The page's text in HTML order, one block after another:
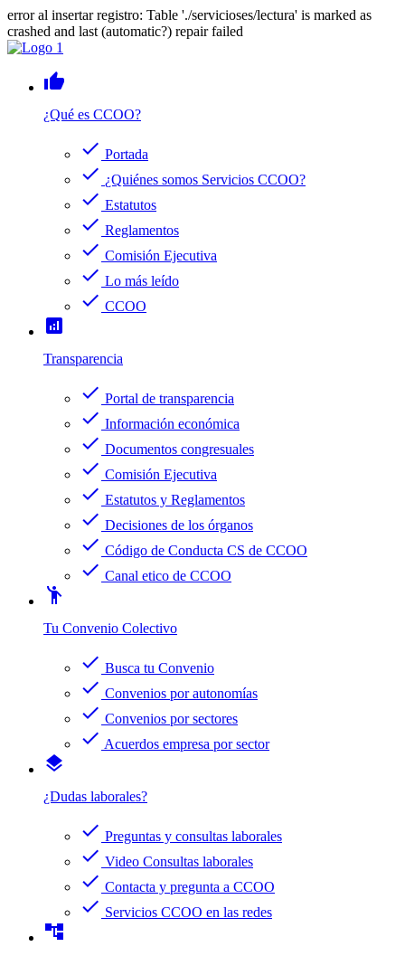
error al insertar registro: Table './servicioses/lectura' is marked as
crashed and last (automatic?) repair failed
thumb_up
¿Qué es CCOO?
check Portada
check ¿Quiénes somos Servicios CCOO?
check Estatutos
check Reglamentos
check Comisión Ejecutiva
check Lo más leído
check CCOO
analytics
Transparencia
check Portal de transparencia
check Información económica
check Documentos congresuales
check Comisión Ejecutiva
check Estatutos y Reglamentos
check Decisiones de los órganos
check Código de Conducta CS de CCOO
check Canal etico de CCOO
emoji_people
Tu Convenio Colectivo
check Busca tu Convenio
check Convenios por autonomías
check Convenios por sectores
check Acuerdos empresa por sector
layers
¿Dudas laborales?
check Preguntas y consultas laborales
check Video Consultas laborales
check Contacta y pregunta a CCOO
check Servicios CCOO en las redes
account_tree